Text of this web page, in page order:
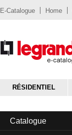
E-Catalogue Home
RÉSIDENTIEL
Catalogue